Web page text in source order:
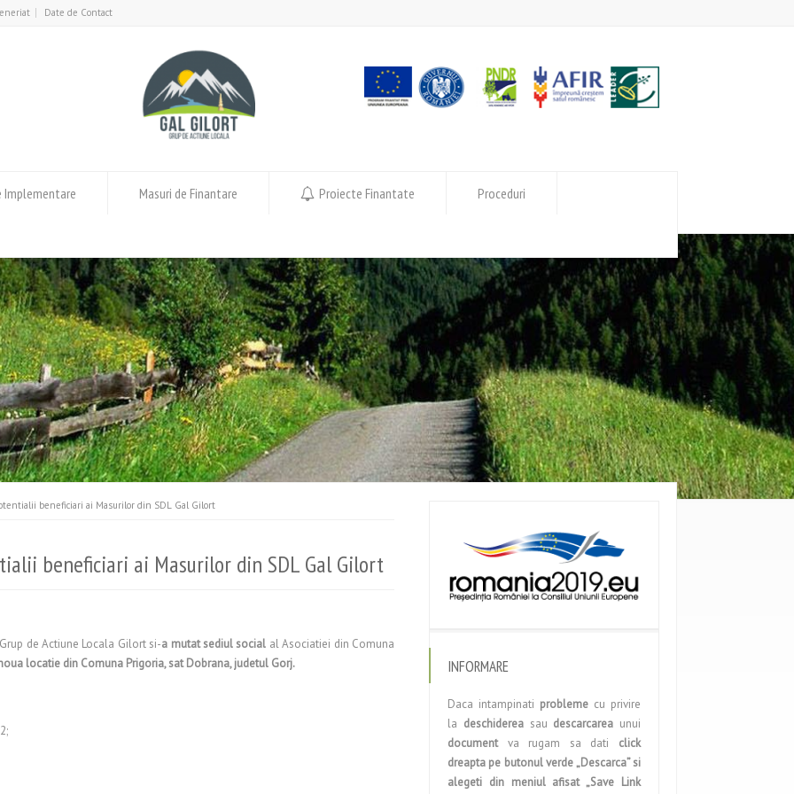
Date de Contact
Implementare Masuri de Finantare Proiecte Finantate Proceduri
beneficiari ai Masurilor din SDL Gal Gilort
beneficiari ai Masurilor din SDL Gal Gilort
de Actiune Locala Gilort si-a mutat sediul social al Asociatiei din Comuna
locatie din Comuna Prigoria, sat Dobrana, judetul Gorj.
INFORMARE
Daca intampinati probleme cu privire
la deschidereasau descarcarea unui
documentva rugam sa dati click
dreapta pe butonul verde „Descarca” si
alegeti din meniul afisat „Save Link